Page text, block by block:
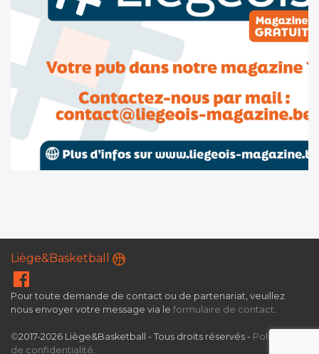
Liège&Basketball
Pour toute demande de contact ou de partenariat, veuillez
nous envoyer votre message via le formulaire de contact
©2017-2026 Liège&Basketball - Tous droits réservés - Politique
de confidentialité